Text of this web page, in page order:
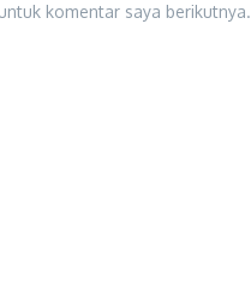
komentar saya berikutnya.